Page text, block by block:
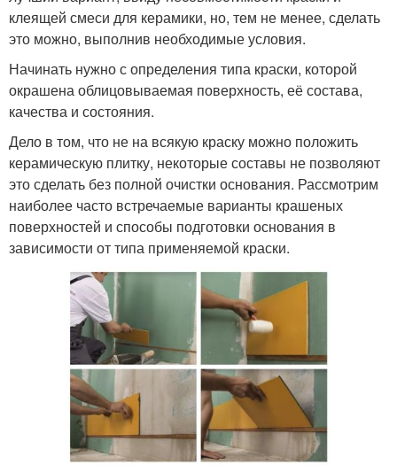
клеящей смеси для керамики, но, тем не менее, сделать
это можно, выполнив необходимые условия.
Начинать нужно с определения типа краски, которой
окрашена облицовываемая поверхность, её состава,
качества и состояния.
Дело в том, что не на всякую краску можно положить
керамическую плитку, некоторые составы не позволяют
это сделать без полной очистки основания. Рассмотрим
наиболее часто встречаемые варианты крашеных
поверхностей и способы подготовки основания в
зависимости от типа применяемой краски.